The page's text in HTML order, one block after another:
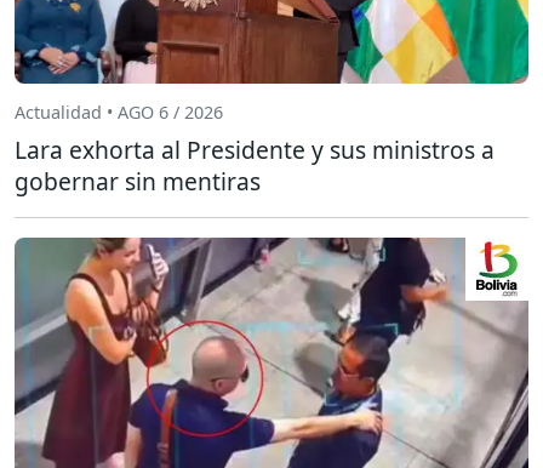
Actualidad • AGO 6 / 2026
Lara exhorta al Presidente y sus ministros a
gobernar sin mentiras